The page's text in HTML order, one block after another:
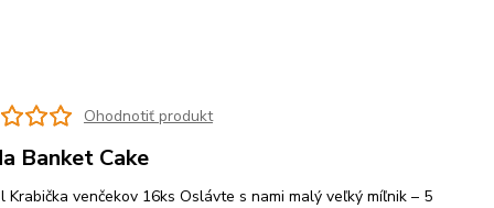
Ohodnotiť produkt
Banket Cake
Krabička venčekov 16ks Oslávte s nami malý veľký míľnik – 5